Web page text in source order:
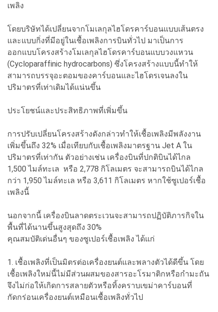
เพลิง
โดยบริษัทได้เปลี่ยนจากโมเลกุลไฮโดรคาร์บอนแบบเส้นตรง
และแบบกิ่งที่มีอยู่ในเชื้อเพลิงการบินทั่วไป มาเป็นการ
ออกแบบโครงสร้างโมเลกุลไฮโดรคาร์บอนแบบวงแหวน
(Cycloparaffinic hydrocarbons) ซึ่งโครงสร้างแบบนี้ทำให้
สามารถบรรจุอะตอมของคาร์บอนและไฮโดรเจนลงใน
ปริมาตรที่เท่าเดิมได้แน่นขึ้น
ประโยชน์และประสิทธิภาพที่เพิ่มขึ้น
การปรับเปลี่ยนโครงสร้างดังกล่าวทำให้เชื้อเพลิงมีพลังงาน
เพิ่มขึ้นถึง 32% เมื่อเทียบกับเชื้อเพลิงมาตรฐาน Jet A ใน
ปริมาตรที่เท่ากัน ตัวอย่างเช่น เครื่องบินที่ปกติบินได้ไกล
1,500 ไมล์ทะเล หรือ 2,778 กิโลเมตร จะสามารถบินได้ไกล
กว่า 1,950 ไมล์ทะเล หรือ 3,611 กิโลเมตร หากใช้ซูเปอร์เชื้อ
เพลิงนี้
นอกจากนี้ เครื่องบินลาดตระเวนจะสามารถปฏิบัติภารกิจใน
พื้นที่ได้นานขึ้นสูงสุดถึง 30%
คุณสมบัติเด่นอื่นๆ ของซูเปอร์เชื้อเพลิง ได้แก่
1. เชื้อเพลิงที่เป็นมิตรต่อเครื่องยนต์และพลางตัวได้ดีขึ้น โดย
เชื้อเพลิงใหม่นี้ไม่มีส่วนผสมของสารอะโรมาติกหรือกำมะถัน
จึงไม่ก่อให้เกิดการสลายตัวหรือทิ้งคราบเขม่าคาร์บอนที่
กัดกร่อนเครื่องยนต์เหมือนเชื้อเพลิงทั่วไป